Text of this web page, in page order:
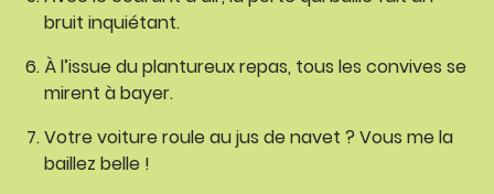
bruit inquiétant.
À l’issue du plantureux repas, tous les convives se
mirent à bayer.
Votre voiture roule au jus de navet ? Vous me la
baillez belle !